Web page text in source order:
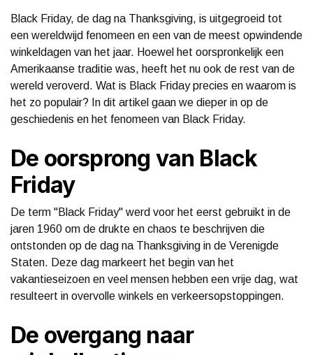
Black Friday, de dag na Thanksgiving, is uitgegroeid tot
een wereldwijd fenomeen en een van de meest opwindende
winkeldagen van het jaar. Hoewel het oorspronkelijk een
Amerikaanse traditie was, heeft het nu ook de rest van de
wereld veroverd. Wat is Black Friday precies en waarom is
het zo populair? In dit artikel gaan we dieper in op de
geschiedenis en het fenomeen van Black Friday.
De oorsprong van Black
Friday
De term "Black Friday" werd voor het eerst gebruikt in de
jaren 1960 om de drukte en chaos te beschrijven die
ontstonden op de dag na Thanksgiving in de Verenigde
Staten. Deze dag markeert het begin van het
vakantieseizoen en veel mensen hebben een vrije dag, wat
resulteert in overvolle winkels en verkeersopstoppingen.
De overgang naar